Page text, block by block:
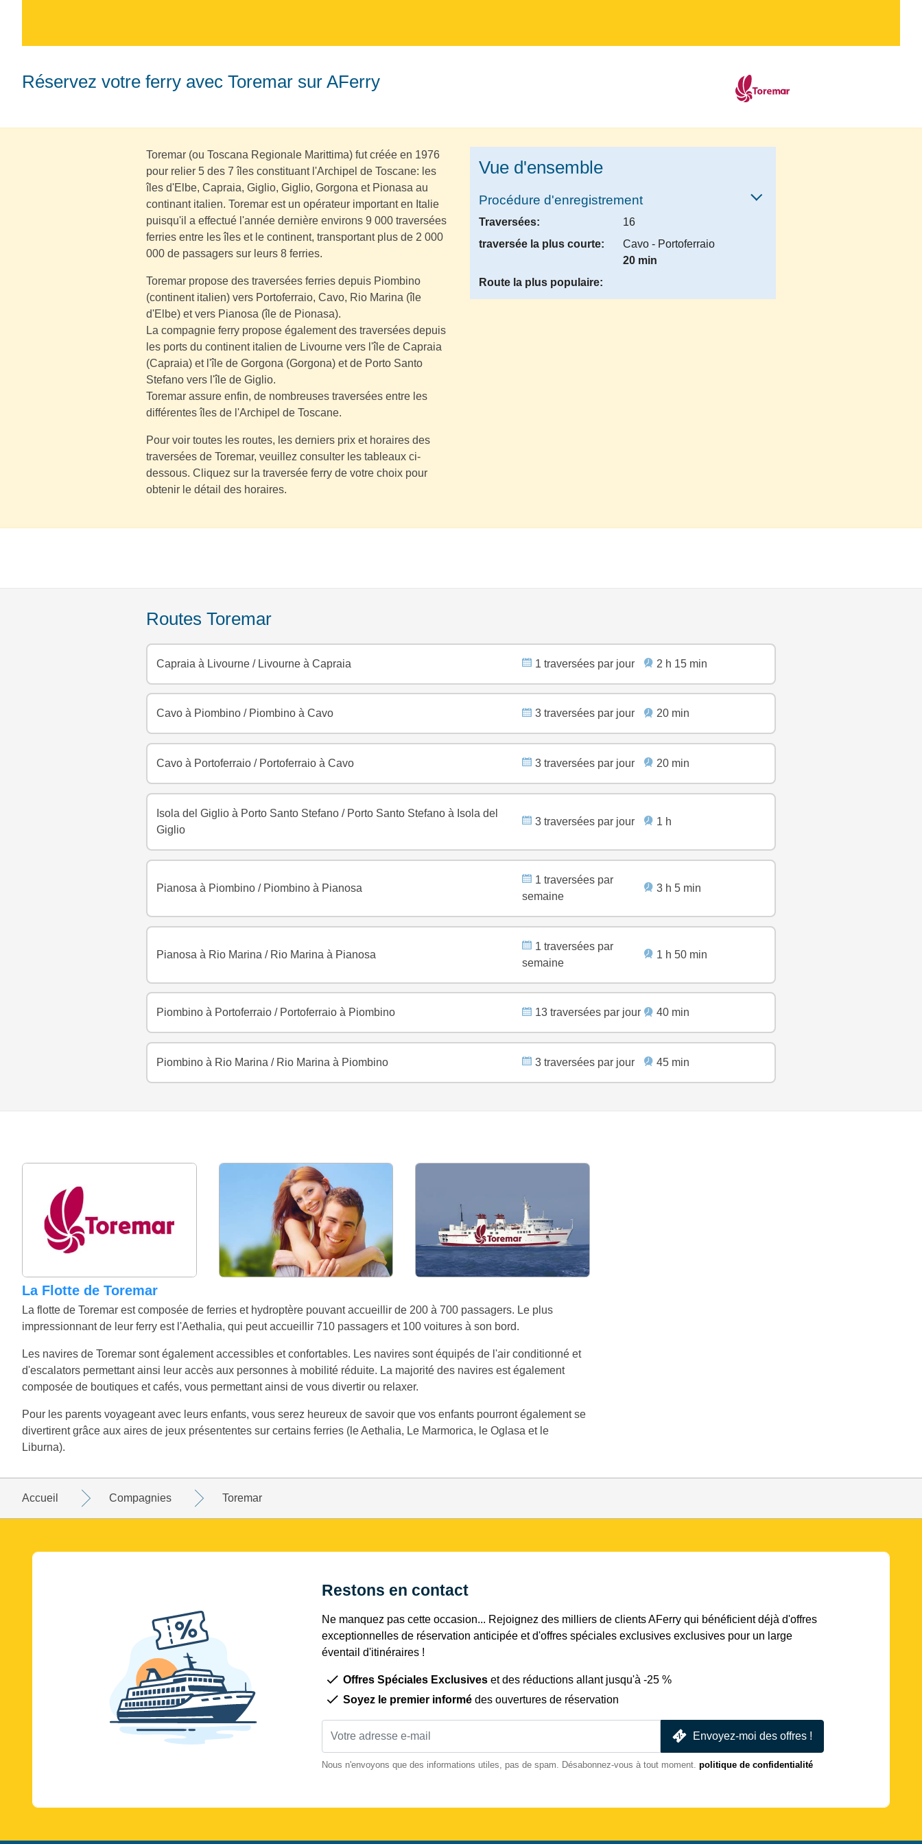
Réservez votre ferry avec Toremar sur AFerry
Toremar (ou Toscana Regionale Marittima) fut créée en 1976
pour relier 5 des 7 îles constituant l'Archipel de Toscane: les
îles d'Elbe, Capraia, Giglio, Giglio, Gorgona et Pionasa au
continant italien. Toremar est un opérateur important en Italie
puisqu'il a effectué l'année dernière environs 9 000 traversées
ferries entre les îles et le continent, transportant plus de 2 000
000 de passagers sur leurs 8 ferries.
Toremar propose des traversées ferries depuis Piombino
(continent italien) vers Portoferraio, Cavo, Rio Marina (île
d'Elbe) et vers Pianosa (île de Pionasa).
La compagnie ferry propose également des traversées depuis
les ports du continent italien de Livourne vers l'île de Capraia
(Capraia) et l'île de Gorgona (Gorgona) et de Porto Santo
Stefano vers l'île de Giglio.
Toremar assure enfin, de nombreuses traversées entre les
différentes îles de l'Archipel de Toscane.
Pour voir toutes les routes, les derniers prix et horaires des
traversées de Toremar, veuillez consulter les tableaux ci-
dessous. Cliquez sur la traversée ferry de votre choix pour
obtenir le détail des horaires.
Vue d'ensemble
Procédure d'enregistrement
Traversées:
16
traversée la plus courte:
Cavo - Portoferraio
20 min
Route la plus populaire:
Routes Toremar
Capraia à Livourne /Livourne à Capraia 1 traversées par jour 2 h 15 min
Cavo à Piombino /Piombino à Cavo 3 traversées par jour 20 min
Cavo à Portoferraio /Portoferraio à Cavo 3 traversées par jour 20 min
Isola del Giglio à Porto Santo Stefano /Porto Santo Stefano à Isola del
Giglio
3 traversées par jour 1 h
Pianosa à Piombino /Piombino à Pianosa
1 traversées par
semaine
3 h 5 min
Pianosa à Rio Marina /Rio Marina à Pianosa
1 traversées par
semaine
1 h 50 min
Piombino à Portoferraio /Portoferraio à Piombino 13 traversées par jour 40 min
Piombino à Rio Marina /Rio Marina à Piombino 3 traversées par jour 45 min
La Flotte de Toremar
La flotte de Toremar est composée de ferries et hydroptère pouvant accueillir de 200 à 700 passagers. Le plus
impressionnant de leur ferry est l'Aethalia, qui peut accueillir 710 passagers et 100 voitures à son bord.
Les navires de Toremar sont également accessibles et confortables. Les navires sont équipés de l'air conditionné et
d'escalators permettant ainsi leur accès aux personnes à mobilité réduite. La majorité des navires est également
composée de boutiques et cafés, vous permettant ainsi de vous divertir ou relaxer.
Pour les parents voyageant avec leurs enfants, vous serez heureux de savoir que vos enfants pourront également se
divertirent grâce aux aires de jeux présententes sur certains ferries (le Aethalia, Le Marmorica, le Oglasa et le
Liburna).
Accueil Compagnies Toremar
Restons en contact
Ne manquez pas cette occasion... Rejoignez des milliers de clients AFerry qui bénéficient déjà d'offres
exceptionnelles de réservation anticipée et d'offres spéciales exclusives exclusives pour un large
éventail d'itinéraires !
Offres Spéciales Exclusives et des réductions allant jusqu'à -25 %
Soyez le premier informé des ouvertures de réservation
Envoyez-moi des offres !
Nous n'envoyons que des informations utiles, pas de spam. Désabonnez-vous à tout moment. politique de confidentialité